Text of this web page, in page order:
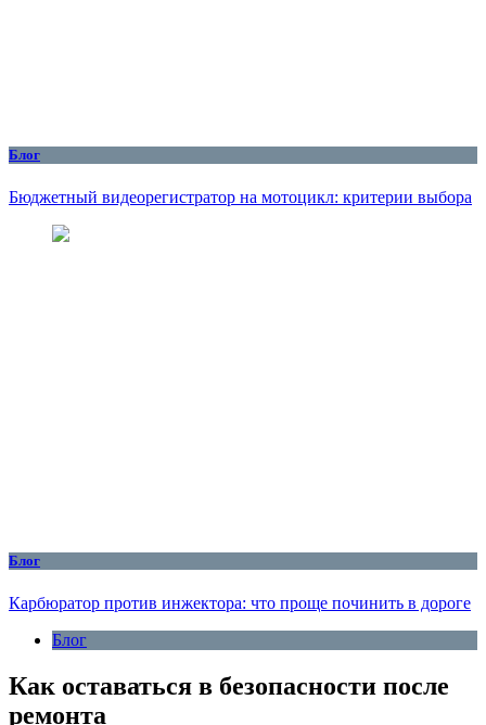
Блог
Бюджетный видеорегистратор на мотоцикл: критерии выбора
Блог
Карбюратор против инжектора: что проще починить в дороге
Блог
Как оставаться в безопасности после
ремонта